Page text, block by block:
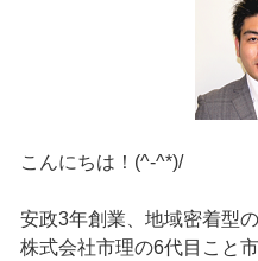
こんにちは！(^-^*)/
安政3年創業、地域密着型
株式会社市理の6代目こと市